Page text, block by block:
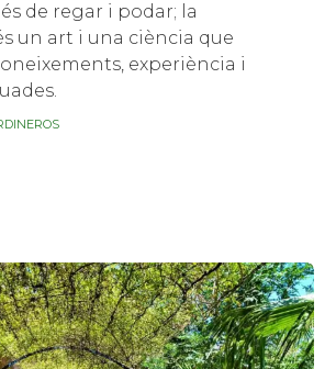
de regar i podar; la
un art i una ciència que
experiència i